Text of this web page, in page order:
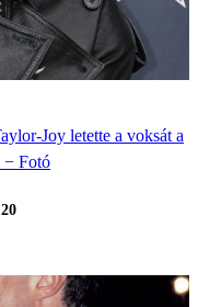
Joy letette a voksát a
− Fotó